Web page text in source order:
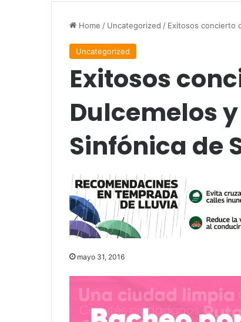
Home / Uncategorized / Exitosos concierto
Uncategorized
Exitosos
Dulcemelos
Sinfónica de
mayo 31, 2016